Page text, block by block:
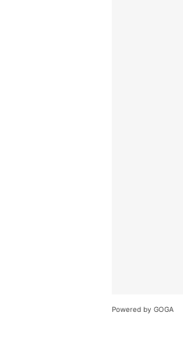
Powered by GOGA